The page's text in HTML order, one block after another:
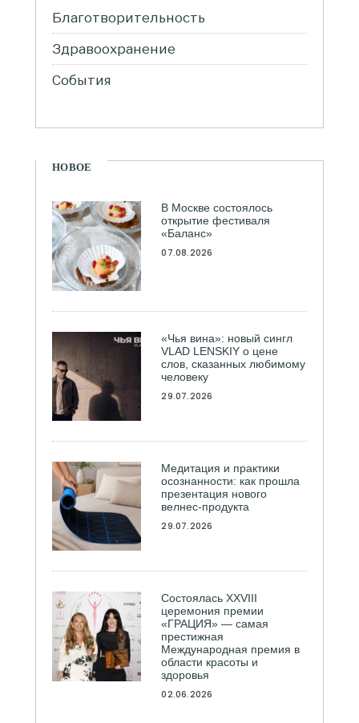
Благотворительность
Здравоохранение
События
НОВОЕ
В Москве состоялось
открытие фестиваля
«Баланс»
07.08.2026
«Чья вина»: новый сингл
VLAD LENSKIY о цене
слов, сказанных любимому
человеку
29.07.2026
Медитация и практики
осознанности: как прошла
презентация нового
велнес-продукта
29.07.2026
Состоялась ХXVIII
церемония премии
«ГРАЦИЯ» — самая
престижная
Международная премия в
области красоты и
здоровья
02.06.2026